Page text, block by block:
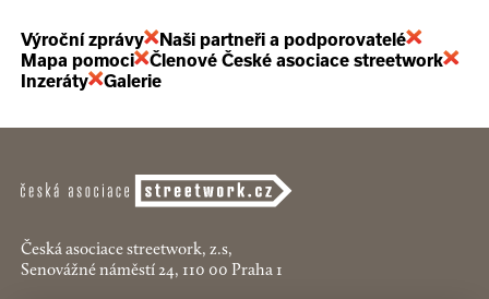
Výroční zprávy
Naši partneři a podporovatelé
Mapa pomoci
Členové České asociace streetwork
Inzeráty
Galerie
Česká asociace streetwork, z.s,
Senovážné náměstí 24, 110 00 Praha 1